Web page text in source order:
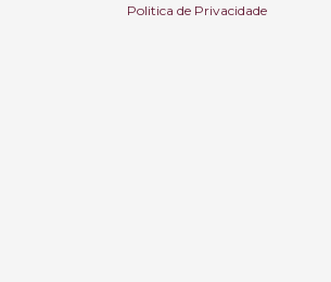
Politica de Privacidade